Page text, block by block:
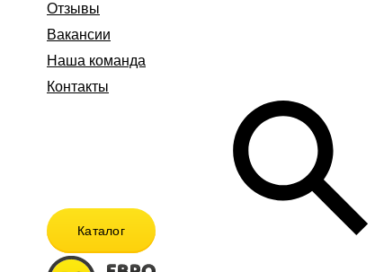
Отзывы
Вакансии
Наша команда
Контакты
Каталог